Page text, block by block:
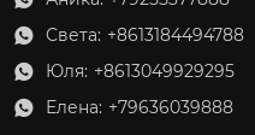
 Света: +8613184494788
 Юля: +8613049929295
 Елена: +79636039888